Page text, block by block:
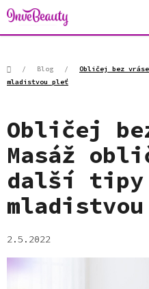
Přejít
na
obsah
Domů/ Blog /
Obličej bez
mladistvou pleť
Obličej
Masáž
další tipy
2.5.2022